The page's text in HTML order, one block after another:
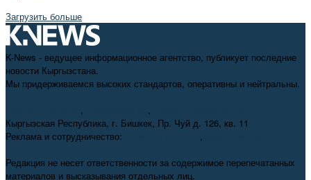
Загрузить больше
K-News - ведущее информационное агентство, публикует последние
новости Кыргызстана.
Мы придерживаемся высоких стандартов, оперативны и нейтральны.
, ,
Кыргызская Республика, г. Бишкек, Пр. Чуй д. 126, кв. 11
Реклама и сотрудничество:
,
Редакция не несет ответственности за содержимое перепечатанных
материалов и высказывания отдельных лиц.